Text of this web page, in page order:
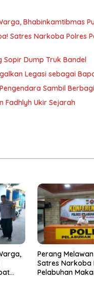
Bhabinkamtibmas
Satres Narkoba Polres
Sopir Dump Truk Bandel
Legasi sebagai
Sambil Berbagi
Fadhlyh Ukir Sejarah
Perang
Satres Narkoba
Pelabuhan